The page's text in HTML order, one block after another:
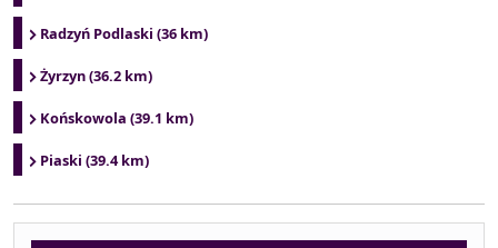
Radzyń Podlaski (36 km)
Żyrzyn (36.2 km)
Końskowola (39.1 km)
Piaski (39.4 km)